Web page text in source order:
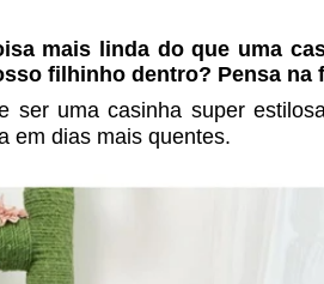
mais linda do que uma
filhinho dentro? Pensa na
ser uma casinha super
em dias mais quentes.